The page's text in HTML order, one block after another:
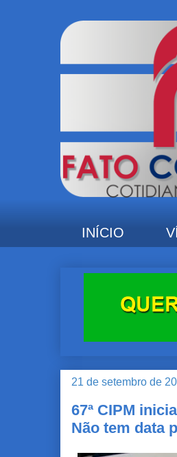
INÍCIO
21 de setembro de
67ª CIPM
Não tem data